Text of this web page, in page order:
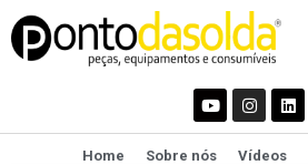
Home Sobre nós Vídeos